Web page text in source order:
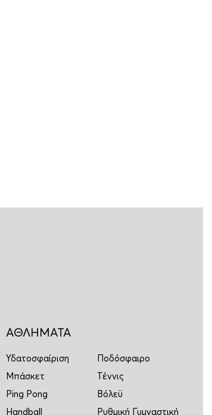
ΑΘΛΗΜΑΤΑ
Υδατοσφαίριση
Ποδόσφαιρο
Μπάσκετ
Τέννις
Ping Pong
Βόλεϋ
Handball
Ρυθμική Γυμναστική